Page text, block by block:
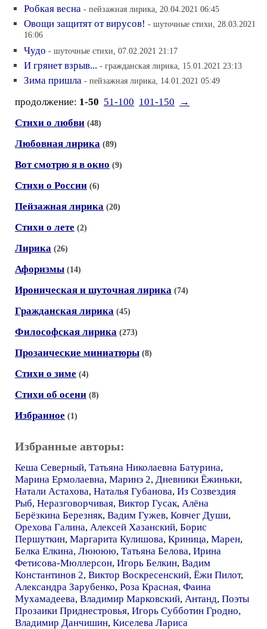
Робкая весна - пейзажная лирика, 20.04.2021 06:45
Овощи защитят от вирусов! - шуточные стихи, 28.03.2021
16:06
Чудо - шуточные стихи, 07.02.2021 21:17
И грянет взрыв... - гражданская лирика, 15.01.2021 23:13
Зима пришла - пейзажная лирика, 14.01.2021 05:49
продолжение: 1-50 51-100 101-150
→
Стихи о любви (48)
Любовная лирика (89)
Вот смотрю я в окно (9)
Стихи о России (6)
Пейзажная лирика (20)
Стихи о лете (2)
Лирика (26)
Афоризмы (14)
Ироническая и шуточная лирика (74)
Гражданская лирика (45)
Философская лирика (273)
Прозаические миниатюры (8)
Стихи о зиме (4)
Стихи об осени (8)
Избранное (1)
Избранные авторы:
Кеша Северный, Татьяна Николаевна Батурина,
Марина Ермолаевна, Маринэ 2, Дневники Ёжиньки,
Натали Астахова, Наталья Губанова, Из Созвездия
Рыб, Неразговорчивая, Виктор Гусак, Алёна
Берёзкина Березняк, Вадим Гужев, Ковчег Души,
Орехова Галина, Алексей Хазанский, Борис
Першуткин, Маргарита Кулишова, Криница, Марен,
Белка Елкина, Люююю, Татьяна Белова, Ирина
Фетисова-Мюллерсон, Игорь Белкин, Вадим
Константинов 2, Виктор Воскресенский, Ёжи Пилот,
Александра Зарубенко, Роза Красная, Фаина
Мухамадеева, Владимир Марковский, Антанд, Поэты
Прозаики Приднестровья, Игорь Субботин Гродно,
Владимир Данчишин, Киселева Лариса